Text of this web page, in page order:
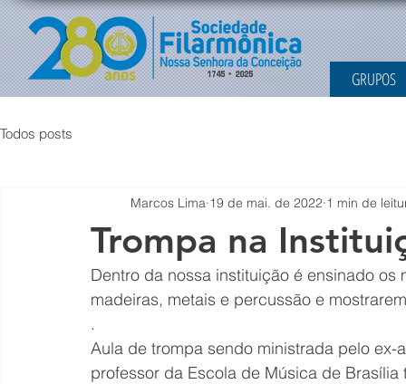
GRUPOS
Todos posts
Trompa na
Marcos Lima 19 de mai. de 2022 1 min de
Dentro da nossa instituição é ensinado
madeiras, metais e percussão e
.
Aula de trompa sendo ministrada pelo
professor da Escola de Música de